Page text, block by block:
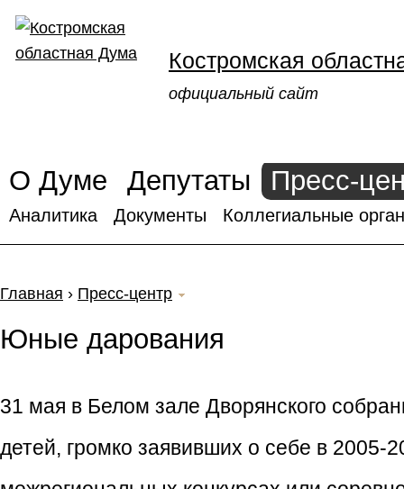
Костромская
официальный сайт
О Думе Депутаты Пресс-
Аналитика Документы Коллегиальные
Главная › Пресс-центр
Юные дарования
31 мая в Белом зале Дворянского
детей, громко заявивших о себе в 2005-